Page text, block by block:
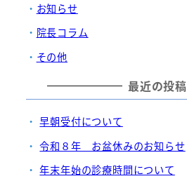
お知らせ
院長コラム
その他
最近の投稿
早朝受付について
令和８年 お盆休みのお知らせ
年末年始の診療時間について